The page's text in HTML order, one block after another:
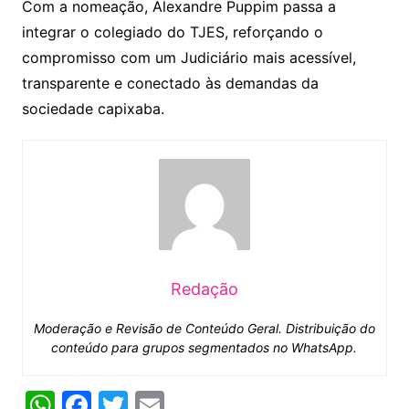
Com a nomeação, Alexandre Puppim passa a
integrar o colegiado do TJES, reforçando o
compromisso com um Judiciário mais acessível,
transparente e conectado às demandas da
sociedade capixaba.
Redação
Moderação e Revisão de Conteúdo Geral. Distribuição do
conteúdo para grupos segmentados no WhatsApp.